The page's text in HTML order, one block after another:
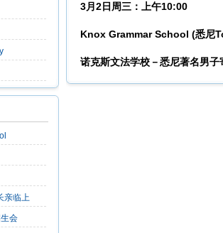
亲临上
会
3月2日周三：上午10:00
Knox Grammar School (悉尼
诺克斯文法学校 －悉尼著名男子